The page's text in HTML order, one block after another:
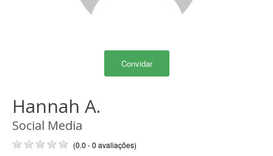
Convidar
Hannah A.
Social Media
(0.0 - 0 avaliações)